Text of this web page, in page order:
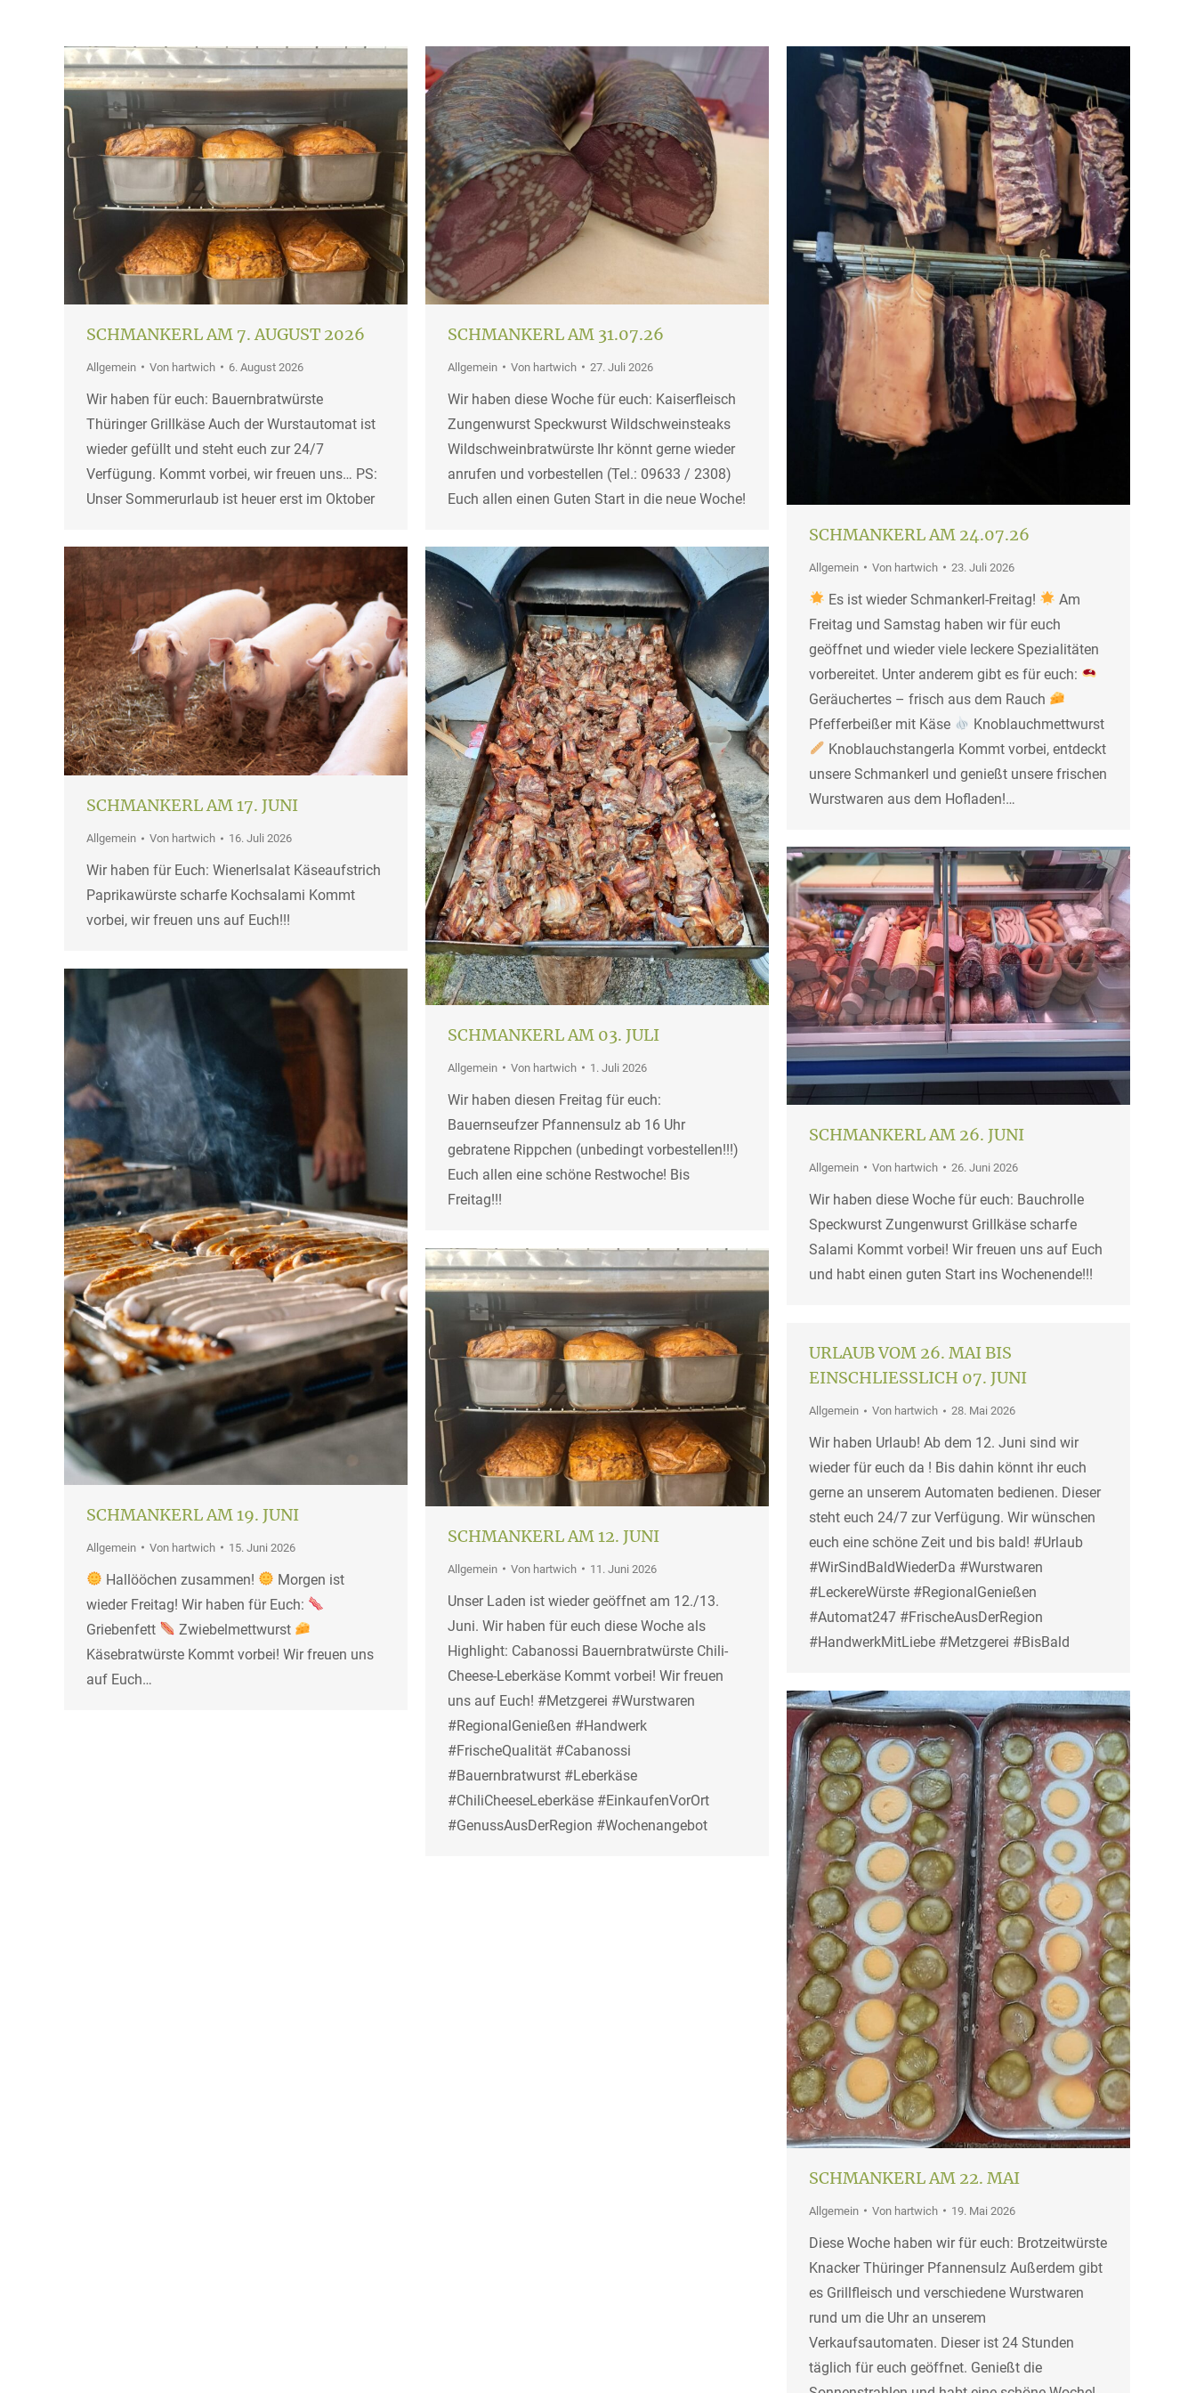
SCHMANKERL AM 7. AUGUST 2026
Allgemein Von hartwich 6. August 2026
Wir haben für euch: Bauernbratwürste
Thüringer Grillkäse Auch der Wurstautomat ist
wieder gefüllt und steht euch zur 24/7
Verfügung. Kommt vorbei, wir freuen uns… PS:
Unser Sommerurlaub ist heuer erst im Oktober
SCHMANKERL AM 31.07.26
Allgemein Von hartwich 27. Juli 2026
Wir haben diese Woche für euch: Kaiserfleisch
Zungenwurst Speckwurst Wildschweinsteaks
Wildschweinbratwürste Ihr könnt gerne wieder
anrufen und vorbestellen (Tel.: 09633 / 2308)
Euch allen einen Guten Start in die neue Woche!
SCHMANKERL AM 24.07.26
Allgemein Von hartwich 23. Juli 2026
Es ist wieder Schmankerl-Freitag!
Am
Freitag und Samstag haben wir für euch
geöffnet und wieder viele leckere Spezialitäten
vorbereitet. Unter anderem gibt es für euch:
Geräuchertes – frisch aus dem Rauch
Pfefferbeißer mit Käse
Knoblauchmettwurst
Knoblauchstangerla Kommt vorbei, entdeckt
unsere Schmankerl und genießt unsere frischen
Wurstwaren aus dem Hofladen!…
SCHMANKERL AM 17. JUNI
Allgemein Von hartwich 16. Juli 2026
Wir haben für Euch: Wienerlsalat Käseaufstrich
Paprikawürste scharfe Kochsalami Kommt
vorbei, wir freuen uns auf Euch!!!
SCHMANKERL AM 03. JULI
Allgemein Von hartwich 1. Juli 2026
Wir haben diesen Freitag für euch:
Bauernseufzer Pfannensulz ab 16 Uhr
gebratene Rippchen (unbedingt vorbestellen!!!)
Euch allen eine schöne Restwoche! Bis
Freitag!!!
SCHMANKERL AM 26. JUNI
Allgemein Von hartwich 26. Juni 2026
Wir haben diese Woche für euch: Bauchrolle
Speckwurst Zungenwurst Grillkäse scharfe
Salami Kommt vorbei! Wir freuen uns auf Euch
und habt einen guten Start ins Wochenende!!!
SCHMANKERL AM 19. JUNI
Allgemein Von hartwich 15. Juni 2026
Hallööchen zusammen!
Morgen ist
wieder Freitag! Wir haben für Euch:
Griebenfett
Zwiebelmettwurst
Käsebratwürste Kommt vorbei! Wir freuen uns
auf Euch…
SCHMANKERL AM 12. JUNI
Allgemein Von hartwich 11. Juni 2026
Unser Laden ist wieder geöffnet am 12./13.
Juni. Wir haben für euch diese Woche als
Highlight: Cabanossi Bauernbratwürste Chili-
Cheese-Leberkäse Kommt vorbei! Wir freuen
uns auf Euch! #Metzgerei #Wurstwaren
#RegionalGenießen #Handwerk
#FrischeQualität #Cabanossi
#Bauernbratwurst #Leberkäse
#ChiliCheeseLeberkäse #EinkaufenVorOrt
#GenussAusDerRegion #Wochenangebot
URLAUB VOM 26. MAI BIS
EINSCHLIESSLICH 07. JUNI
Allgemein Von hartwich 28. Mai 2026
Wir haben Urlaub! Ab dem 12. Juni sind wir
wieder für euch da ! Bis dahin könnt ihr euch
gerne an unserem Automaten bedienen. Dieser
steht euch 24/7 zur Verfügung. Wir wünschen
euch eine schöne Zeit und bis bald! #Urlaub
#WirSindBaldWiederDa #Wurstwaren
#LeckereWürste #RegionalGenießen
#Automat247 #FrischeAusDerRegion
#HandwerkMitLiebe #Metzgerei #BisBald
SCHMANKERL AM 22. MAI
Allgemein Von hartwich 19. Mai 2026
Diese Woche haben wir für euch: Brotzeitwürste
Knacker Thüringer Pfannensulz Außerdem gibt
es Grillfleisch und verschiedene Wurstwaren
rund um die Uhr an unserem
Verkaufsautomaten. Dieser ist 24 Stunden
täglich für euch geöffnet. Genießt die